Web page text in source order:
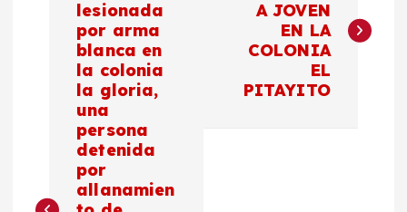
lesionada
por arma
blanca en
la colonia
la gloria,
una
persona
detenida
por
allanamien
A JOVEN
EN LA
COLONIA
EL
PITAYITO